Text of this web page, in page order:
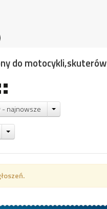
do motocykli,skuterów
- najnowsze